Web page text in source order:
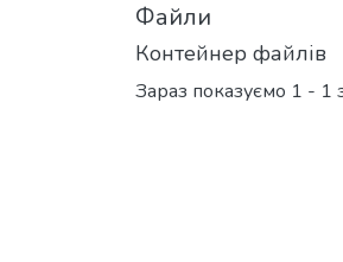
Файли
Контейнер файлів
Зараз показуємо 1 - 1